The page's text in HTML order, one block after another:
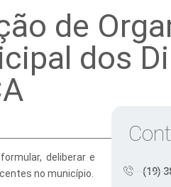
de
dos
deliberar e
no município.
(19)